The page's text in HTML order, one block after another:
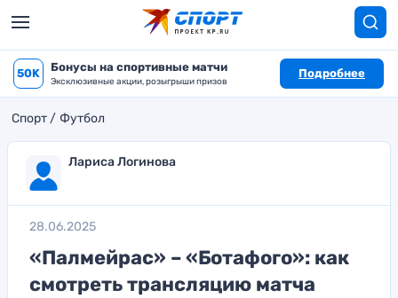
50K Бонусы на спортивные матчи
Эксклюзивные акции, розыгрыши призов
Подробнее
Спорт Футбол
Лариса Логинова
28.06.2025
«Палмейрас» – «Ботафого»: как
смотреть трансляцию матча